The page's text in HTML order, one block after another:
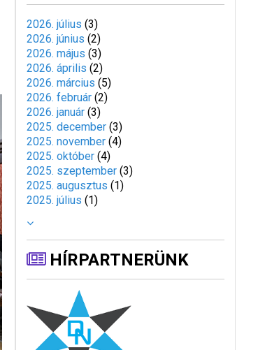
2026. július (3)
2026. június (2)
2026. május (3)
2026. április (2)
2026. március (5)
2026. február (2)
2026. január (3)
2025. december (3)
2025. november (4)
2025. október (4)
2025. szeptember (3)
2025. augusztus (1)
2025. július (1)
HÍRPARTNERÜNK